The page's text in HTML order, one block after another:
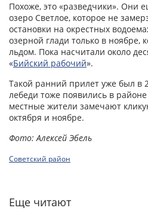
Похоже, это «разведчики». Они
озеро Светлое, которое не
остановки на окрестных
озерной глади только в ноябре,
льдом. Пока насчитали около
«Бийский рабочий».
Такой ранний прилет уже был в
лебеди тоже появились в
местные жители замечают
октября и ноябре.
Фото: Алексей Эбель
Советский район
Еще читают